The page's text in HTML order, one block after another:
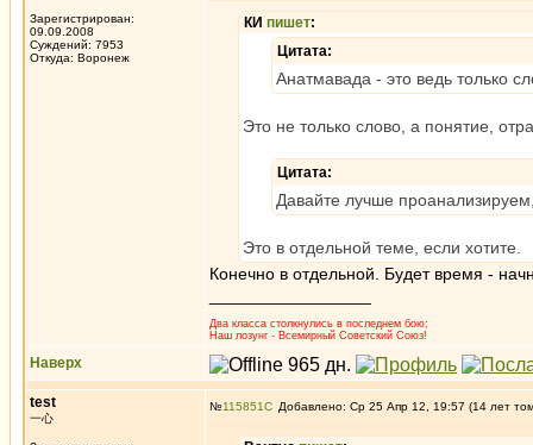
Зарегистрирован:
09.09.2008
Суждений: 7953
Откуда: Воронеж
КИ пишет:
Цитата:
Анатмавада - это ведь только
Это не только слово, а понятие,
Цитата:
Давайте лучше
Это в отдельной теме, если хотите.
Конечно в отдельной. Будет время -
Два класса столкнулись в последнем бою;
Наш лозунг - Всемирный Советский Союз!
Наверх
test
一心
№115851 Добавлено: Ср 25 Апр 12, 19:57 (14 лет